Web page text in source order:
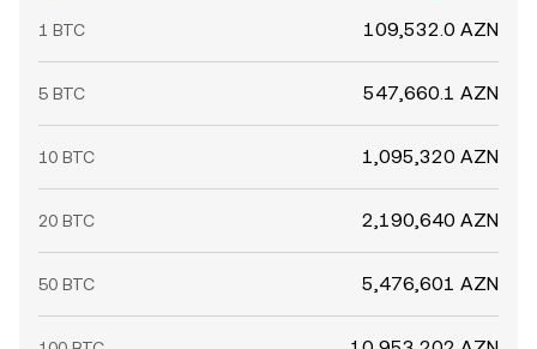
1 BTC 109,532.0 AZN
5 BTC 547,660.1 AZN
10 BTC 1,095,320 AZN
20 BTC 2,190,640 AZN
50 BTC 5,476,601 AZN